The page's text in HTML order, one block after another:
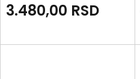
3.480,00 RSD